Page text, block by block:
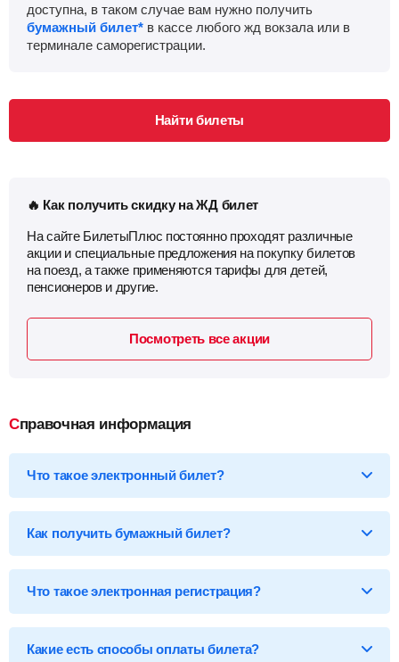
доступна, в таком случае вам нужно получить
бумажный билет* в кассе любого жд вокзала или в
терминале саморегистрации.
Найти билеты
🔥 Как получить скидку на ЖД билет
На сайте БилетыПлюс постоянно проходят различные
акции и специальные предложения на покупку билетов
на поезд, а также применяются тарифы для детей,
пенсионеров и другие.
Посмотреть все акции
Справочная информация
Что такое электронный билет?
котором указаны детали вашей поездки, а также данные о
пассажире.
Как получить бумажный билет?
В кассе ж/д вокзала — сообщите кассиру 14-ти
В терминале саморегистрации— введите 14-ти
Что такое электронная регистрация?
Какие есть способы оплаты билета?